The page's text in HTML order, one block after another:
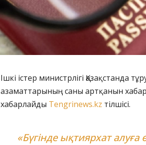
Ішкі істер министрлігі Қазақстанда
азаматтарының саны артқанын
хабарлайды Tengrinews.kz тілшісі.
«Бүгінде ықтиярхат алуға